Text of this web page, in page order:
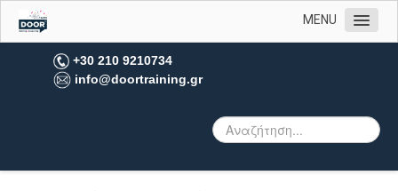
MENU
Αρχική
Η εταιρεία μας
+30 210 9210734
info@doortraining.gr